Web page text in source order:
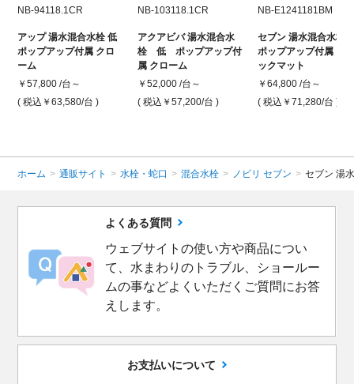
NB-94118.1CR
アップ 湯水混合水栓 低
ポップアップ付属 クロ
ーム
￥57,800 /台～
( 税込￥63,580/台 )
NB-103118.1CR
アクアビバ 湯水混合水
栓 低 ポップアップ付
属 クローム
￥52,000 /台～
( 税込￥57,200/台 )
NB-E1241181BM
セブン 湯水混合水栓
ポップアップ付属 ブ
ックマット
￥64,800 /台～
( 税込￥71,280/台 )
ホーム > 通販サイト > 水栓・蛇口 > 混合水栓 > ノビリ セブン > セブン 湯
よくある質問
ウェブサイトの使い方や商品につい
て、水まわりのトラブル、ショールー
ムの事などよくいただくご質問にお答
えします。
お支払いについて